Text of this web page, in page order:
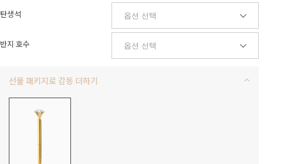
탄생석
반지 호수
선물 패키지로 감동 더하기